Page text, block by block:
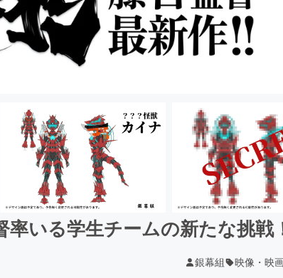
率いる学生チームの新たな挑
銀幕組 映像・映